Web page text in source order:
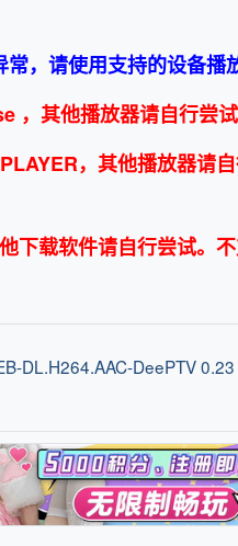
，请使用支持的设备播
，其他播放器请自行尝
，其他播放器请
下载软件请自行尝试。